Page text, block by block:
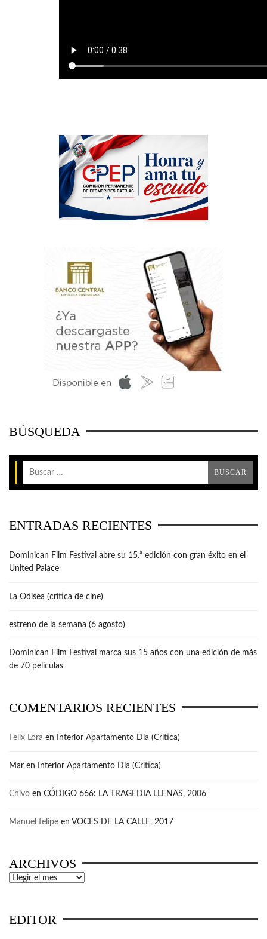
BÚSQUEDA
ENTRADAS RECIENTES
Dominican Film Festival abre su 15.ª edición con gran éxito en el
United Palace
La Odisea (crítica de cine)
estreno de la semana (6 agosto)
Dominican Film Festival marca sus 15 años con una edición de más
de 70 películas
COMENTARIOS RECIENTES
Felix Lora en Interior Apartamento Día (Crítica)
Mar en Interior Apartamento Día (Crítica)
Chivo en CÓDIGO 666: LA TRAGEDIA LLENAS, 2006
Manuel felipe en VOCES DE LA CALLE, 2017
ARCHIVOS
Archivos
EDITOR